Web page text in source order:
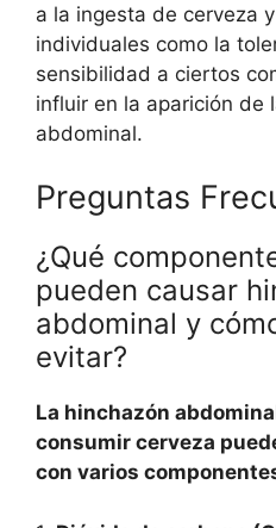
a la ingesta de cerveza
individuales como la
sensibilidad a ciertos
influir en la aparición de
abdominal.
Preguntas
¿Qué
pueden causar
abdominal y
evitar?
La hinchazón
consumir cerveza
con varios